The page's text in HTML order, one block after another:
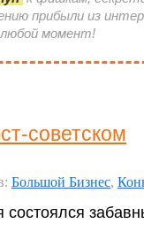
прибыли из
момент!
советском
Большой Бизнес,